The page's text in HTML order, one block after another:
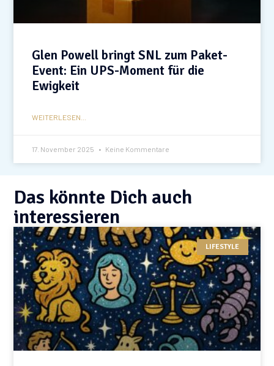
Glen Powell bringt SNL zum Paket-
Event: Ein UPS-Moment für die
Ewigkeit
WEITERLESEN...
17. November 2025 Keine Kommentare
Das könnte Dich auch
interessieren
LIFESTYLE